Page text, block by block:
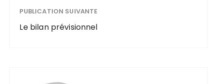
PUBLICATION SUIVANTE
Le bilan prévisionnel